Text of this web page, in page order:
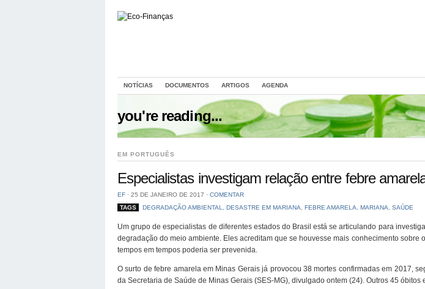
NOTÍCIAS DOCUMENTOS ARTIGOS AGENDA
you're reading...
EM PORTUGUÊS
Especialistas investigam relação entre febre
EF ⋅ 25 DE JANEIRO DE 2017 ⋅ COMENTAR
TAGS
DEGRADAÇÃO AMBIENTAL DESASTRE EM MARIANA FEBRE AMARELA MARIANA SAÚDE
Um grupo de especialistas de diferentes estados do Brasil está se articulando para
degradação do meio ambiente. Eles acreditam que se houvesse mais conhecimento sobre
tempos em tempos poderia ser prevenida.
O surto de febre amarela em Minas Gerais já provocou 38 mortes confirmadas em 2017,
da Secretaria de Saúde de Minas Gerais (SES-MG), divulgado ontem (24). Outros 45 óbitos